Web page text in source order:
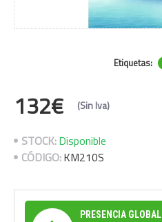
Etiquetas:
132€ (Sin Iva)
STOCK:Disponible
CÓDIGO:KM210S
PRESENCIA GLOBAL